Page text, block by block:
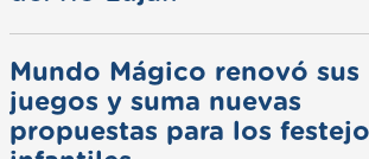
Mundo Mágico renovó sus
juegos y suma nuevas
propuestas para los